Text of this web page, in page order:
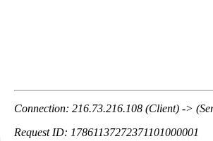
Connection: 216.73.216.108 (Client) ->
Request ID: 17861137272371101000001